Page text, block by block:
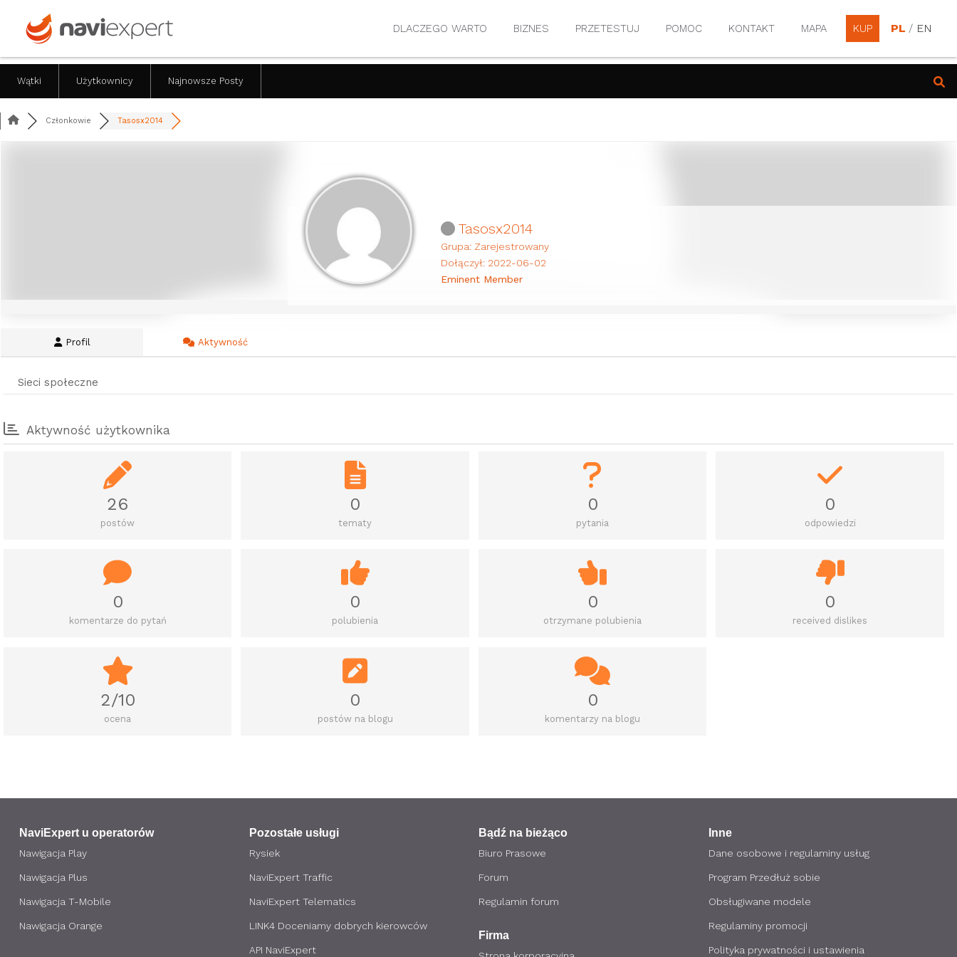
PL / EN
DLACZEGO WARTO BIZNES PRZETESTUJ POMOC KONTAKT MAPA KUP
Wątki Użytkownicy Najnowsze Posty
Członkowie Tasosx2014
Tasosx2014
Grupa: Zarejestrowany
Dołączył: 2022-06-02
Eminent Member
Profil Aktywność
Sieci społeczne
Aktywność użytkownika
26
postów
0
tematy
0
pytania
0
odpowiedzi
0
komentarze do pytań
0
polubienia
0
otrzymane polubienia
0
received dislikes
2/10
ocena
0
postów na blogu
0
komentarzy na blogu
NaviExpert u operatorów
Nawigacja Play
Nawigacja Plus
Nawigacja T-Mobile
Nawigacja Orange
Pozostałe usługi
Rysiek
NaviExpert Traffic
NaviExpert Telematics
LINK4 Doceniamy dobrych kierowców
API NaviExpert
Bądź na bieżąco
Biuro Prasowe
Forum
Regulamin forum
Firma
Inne
Dane osobowe i regulaminy usług
Program Przedłuż sobie
Obsługiwane modele
Regulaminy promocji
Polityka prywatności i ustawienia